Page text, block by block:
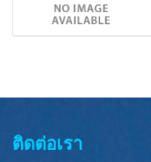
ติดต่อเรา